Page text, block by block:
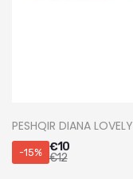
PESHQIR DIANA
-15% €10
€12